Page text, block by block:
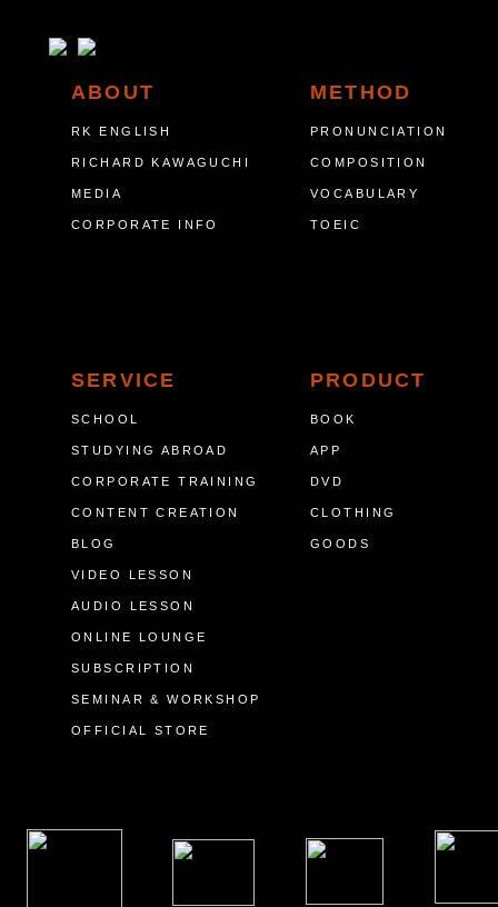
ABOUT
RK ENGLISH
RICHARD KAWAGUCHI
MEDIA
CORPORATE INFO
METHOD
PRONUNCIATION
COMPOSITION
VOCABULARY
TOEIC
SERVICE
SCHOOL
STUDYING ABROAD
CORPORATE TRAINING
CONTENT CREATION
BLOG
VIDEO LESSON
AUDIO LESSON
ONLINE LOUNGE
SUBSCRIPTION
SEMINAR & WORKSHOP
OFFICIAL STORE
PRODUCT
BOOK
APP
DVD
CLOTHING
GOODS